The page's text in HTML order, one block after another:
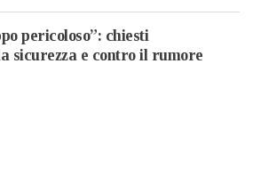
pericoloso”: chiesti
sicurezza e contro il rumore